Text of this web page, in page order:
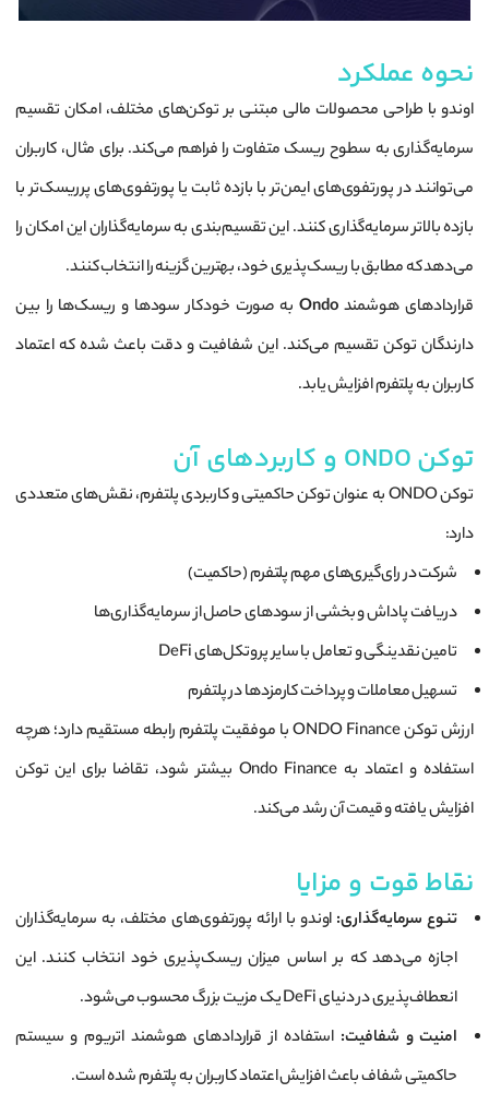
نحوه عملکرد
اوندو با طراحی محصولات مالی مبتنی بر توکن‌های مختلف، امکان تقسیم
سرمایه‌گذاری به سطوح ریسک متفاوت را فراهم می‌کند. برای مثال، کاربران
می‌توانند در پورتفوی‌های ایمن‌تر با بازده ثابت یا پورتفوی‌های پرریسک‌تر با
بازده بالاتر سرمایه‌گذاری کنند. این تقسیم‌بندی به سرمایه‌گذاران این امکان را
می‌دهد که مطابق با ریسک‌پذیری خود، بهترین گزینه را انتخاب کنند.
قراردادهای هوشمندOndo به صورت خودکار سودها و ریسک‌ها را بین
دارندگان توکن تقسیم می‌کند. این شفافیت و دقت باعث شده که اعتماد
کاربران به پلتفرم افزایش یابد.
توکن ONDO و کاربردهای آن
توکن ONDO به عنوان توکن حاکمیتی و کاربردی پلتفرم، نقش‌های متعددی
دارد:
شرکت در رای‌گیری‌های مهم پلتفرم (حاکمیت)
دریافت پاداش و بخشی از سودهای حاصل از سرمایه‌گذاری‌ها
تامین نقدینگی و تعامل با سایر پروتکل‌های DeFi
تسهیل معاملات و پرداخت کارمزدها در پلتفرم
ارزش توکن ONDO Finance با موفقیت پلتفرم رابطه مستقیم دارد؛ هرچه
استفاده و اعتماد به Ondo Finance بیشتر شود، تقاضا برای این توکن
افزایش یافته و قیمت آن رشد می‌کند.
نقاط قوت و مزایا
تنوع سرمایه‌گذاری: اوندو با ارائه پورتفوی‌های مختلف، به سرمایه‌گذاران
اجازه می‌دهد که بر اساس میزان ریسک‌پذیری خود انتخاب کنند. این
انعطاف‌پذیری در دنیای DeFi یک مزیت بزرگ محسوب می‌شود.
امنیت و شفافیت: استفاده از قراردادهای هوشمند اتریوم و سیستم
حاکمیتی شفاف باعث افزایش اعتماد کاربران به پلتفرم شده است.